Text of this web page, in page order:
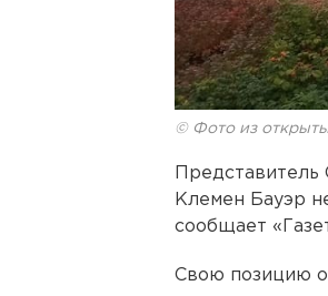
© Фото из
Клемен Бауэр
сообщает
Свою позицию